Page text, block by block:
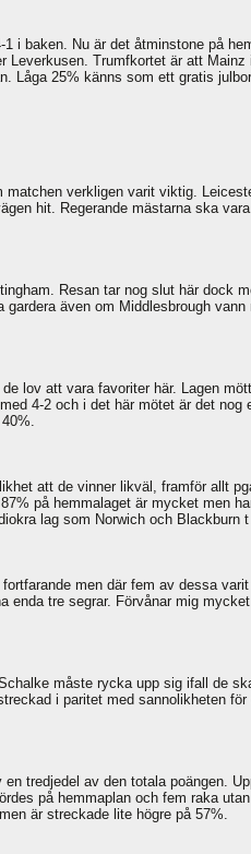
baken. Nu är det åtminstone på
Trumfkortet är att
Låga 25% känns som ett gratis
verkligen varit viktig.
hit. Regerande mästarna ska
Resan tar nog slut här dock
även om Middlesbrough
lov att vara favoriter här. Lagen
4-2 och i det här mötet är det nog
att de vinner likväl, framför allt
på hemmalaget är mycket men
lag som Norwich och Blackburn
men där fem av dessa
tre segrar. Förvånar mig
måste rycka upp sig ifall de
i paritet med sannolikheten
tredjedel av den totala poängen.
på hemmaplan och fem raka
är streckade lite högre på 57%.